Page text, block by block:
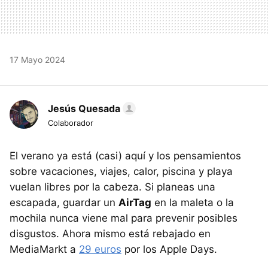
17 Mayo 2024
Jesús Quesada
Colaborador
El verano ya está (casi) aquí y los pensamientos
sobre vacaciones, viajes, calor, piscina y playa
vuelan libres por la cabeza. Si planeas una
escapada, guardar un AirTag en la maleta o la
mochila nunca viene mal para prevenir posibles
disgustos. Ahora mismo está rebajado en
MediaMarkt a 29 euros por los Apple Days.